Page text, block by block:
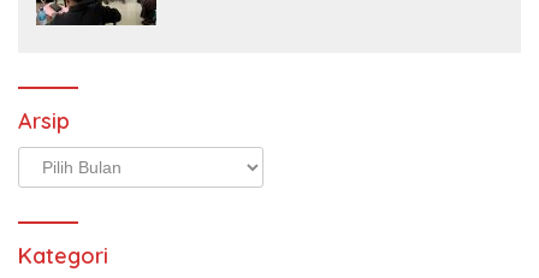
Arsip
Arsip
Kategori